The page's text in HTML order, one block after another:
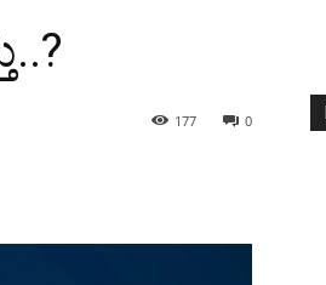
0
177